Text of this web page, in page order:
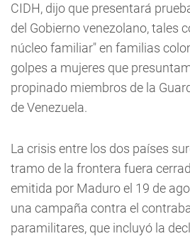
CIDH, dijo que presentará
del Gobierno venezolano, tales
núcleo familiar" en familias
golpes a mujeres que
propinado miembros de la
de Venezuela.
La crisis entre los dos países
tramo de la frontera fuera
emitida por Maduro el 19 de
una campaña contra el
paramilitares, que incluyó la